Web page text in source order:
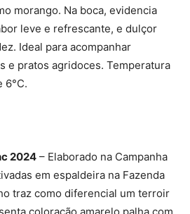
morango. Na boca, evidencia
leve e refrescante, e dulçor
Ideal para acompanhar
e pratos agridoces. Temperatura
6°C.
2024 – Elaborado na Campanha
em espaldeira na Fazenda
traz como diferencial um terroir